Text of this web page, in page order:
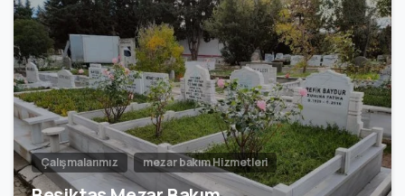
Çalışmalarımız mezar bakım Hizmetleri